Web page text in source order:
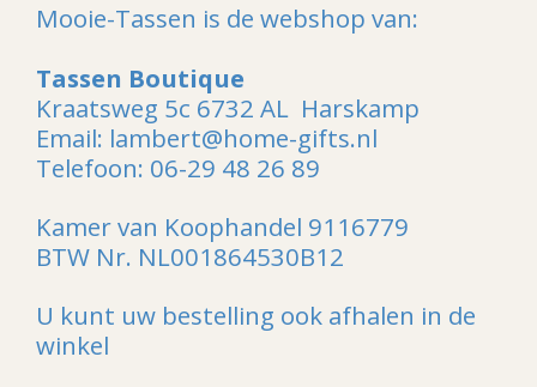
Mooie-Tassen is de webshop van:
Tassen Boutique
Kraatsweg 5c 6732 AL Harskamp
Email: lambert@home-gifts.nl
Telefoon: 06-29 48 26 89
Kamer van Koophandel 9116779
BTW Nr. NL001864530B12
U kunt uw bestelling ook afhalen in de
winkel